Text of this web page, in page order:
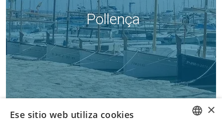
Pollença
×
Ese sitio web utiliza cookies